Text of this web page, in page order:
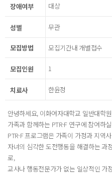
장애여부 대상
성별 무관
모집방법 모집기간내 개별접수
모집인원 1
치료사 한윤정
안녕하세요, 이화여자대학교 일반대학
가족과 함께하는 PTR-F 연구에 참여하
PTR-F 프로그램은 가족이 가정과 지역
자녀의 심각한 도전행동을 해결하는 과
로,
교사나 행동전문가가 없는 일상적인 가